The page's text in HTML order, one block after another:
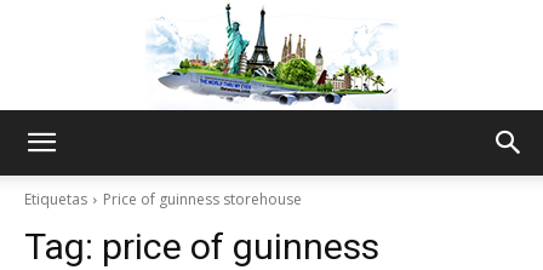
Etiquetas Price of guinness storehouse
Tag: price of guinness